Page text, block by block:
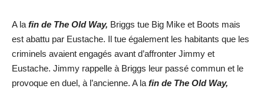
A la fin de The Old Way, Briggs tue Big Mike et Boots mais
est abattu par Eustache. Il tue également les habitants que les
criminels avaient engagés avant d’affronter Jimmy et
Eustache. Jimmy rappelle à Briggs leur passé commun et le
provoque en duel, à l’ancienne. A la fin de The Old Way,